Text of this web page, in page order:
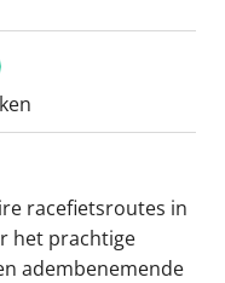
racefietsroutes in
het prachtige
adembenemende